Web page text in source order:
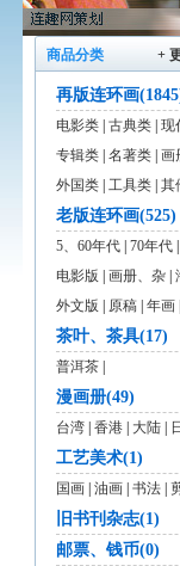
商品分类 +
再版连环画
电影类 古典类 现
专辑类 名著类 画
外国类 工具类 其
老版连环画(525)
5、60年代 70年代
电影版
画册、杂
外文版
原稿 年画
茶叶、茶具(17)
普洱茶
漫画册(49)
台湾 香港 大陆
工艺美术(1)
国画 油画 书法
旧书刊杂志(1)
邮票、钱币(0)